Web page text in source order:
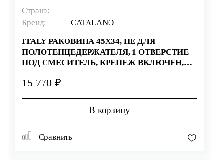
Страна:
Бренд:
CATALANO
ITALY РАКОВИНА 45Х34, НЕ ДЛЯ
ПОЛОТЕНЦЕДЕРЖАТЕЛЯ, 1 ОТВЕРСТИЕ
ПОД СМЕСИТЕЛЬ, КРЕПЕЖ ВКЛЮЧЕН,
(СТАРЫЙ АРТИКУЛ 145BSFNP00)
15 770 ₽
В корзину
Сравнить